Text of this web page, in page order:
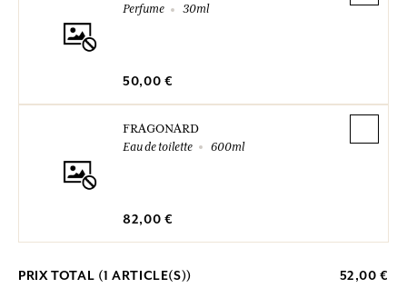
Perfume
30ml
50,00 €
FRAGONARD
Eau de toilette
600ml
82,00 €
PRIX TOTAL (1 ARTICLE(S)) 52,00 €